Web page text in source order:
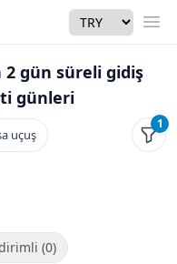
Currency
2 gün süreli gidiş
günleri
uçuş
1
(0)